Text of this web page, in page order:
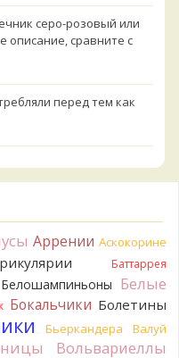
серо-розовый или
описание, сравните с
перед тем как
Супруга
Детям тоже не горький.
нет. Но вот такие
могла бы вырасти...
Аррении Аскокорине
Баттаррея
Белошампиньоны Белые
Бокальчики Болетины
Бьеркандера Валуй
Вольвариеллы